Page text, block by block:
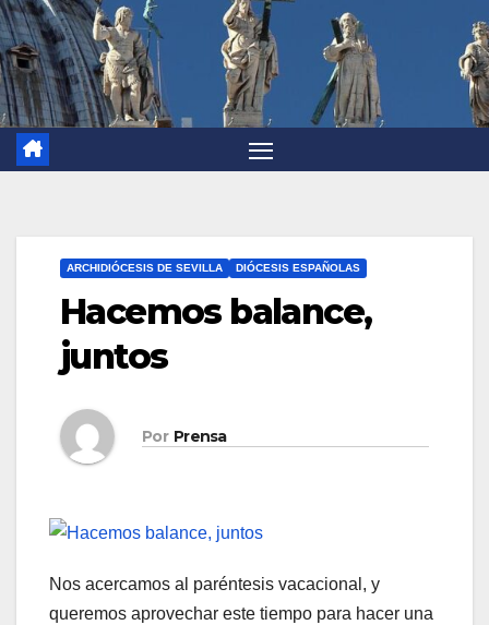
ARCHIDIÓCESIS DE SEVILLA DIÓCESIS ESPAÑOLAS
Hacemos balance,
juntos
Por Prensa
Nos acercamos al paréntesis vacacional, y
queremos aprovechar este tiempo para hacer una